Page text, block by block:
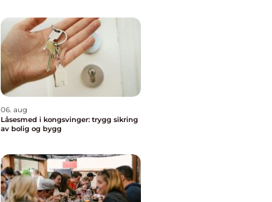
06. aug
Låsesmed i kongsvinger: trygg sikring
av bolig og bygg